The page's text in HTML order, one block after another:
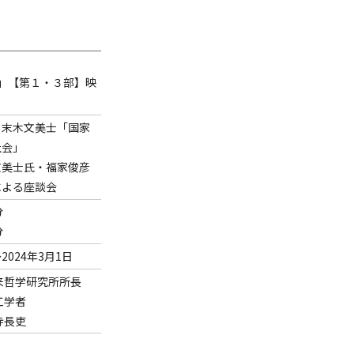
【第１・３部】映
木文美士「国家
」
士氏・福家俊彦
る座談会
年3月1日
学研究所所長
者
吏